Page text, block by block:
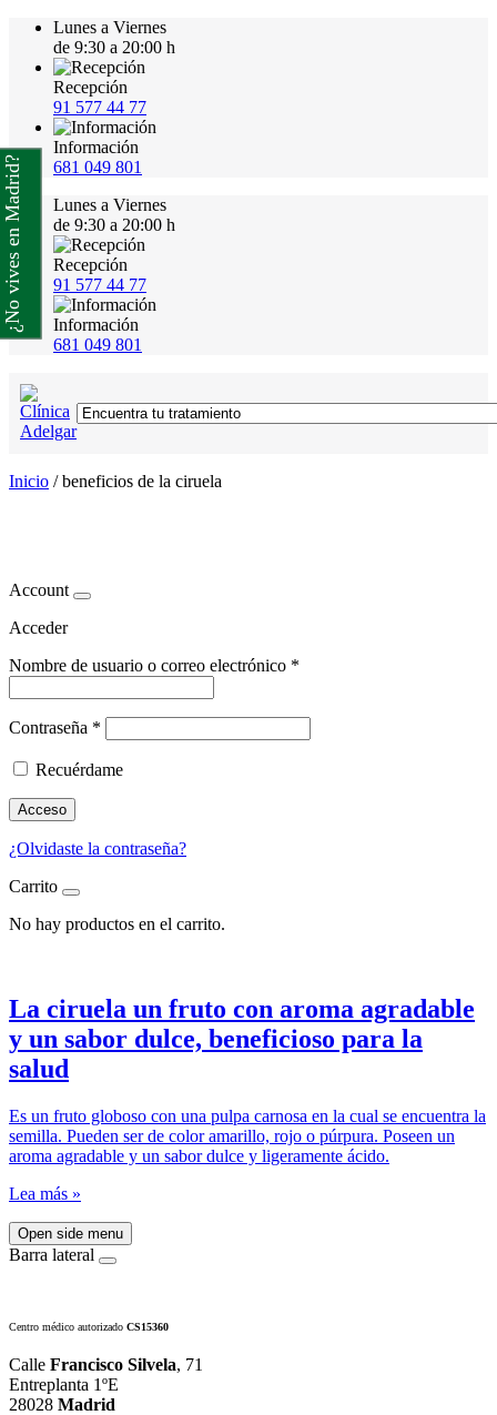
Lunes a Viernes
de 9:30 a 20:00 h
Recepción
91 577 44 77
Información
681 049 801
Lunes a Viernes
de 9:30 a 20:00 h
Recepción
91 577 44 77
Información
681 049 801
Inicio /beneficios de la ciruela
Account
Acceder
Nombre de usuario o correo electrónico *
Contraseña *
Recuérdame
Acceso
¿Olvidaste la contraseña?
Carrito
No hay productos en el carrito.
La ciruela un fruto con aroma agradable
y un sabor dulce, beneficioso para la
salud
Es un fruto globoso con una pulpa carnosa en la cual se encuentra la
semilla. Pueden ser de color amarillo, rojo o púrpura. Poseen un
aroma agradable y un sabor dulce y ligeramente ácido.
Lea más »
Open side menu
Barra lateral
Centro médico autorizado CS15360
Calle Francisco Silvela, 71
Entreplanta 1ºE
28028 Madrid
¿No vives en Madrid?